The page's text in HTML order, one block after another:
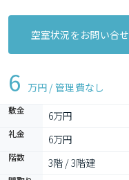
空室状況をお問い合せ
6 万円 / 管理費なし
敷金 6万円
礼金 6万円
階数 3階 / 3階建